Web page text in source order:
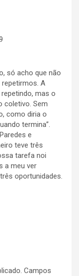
só acho que não
A
mas o
coletivo. Sem
como diria o
termina”.
e
teve três
tarefa noi
a meu ver
oportunidades.
Campos